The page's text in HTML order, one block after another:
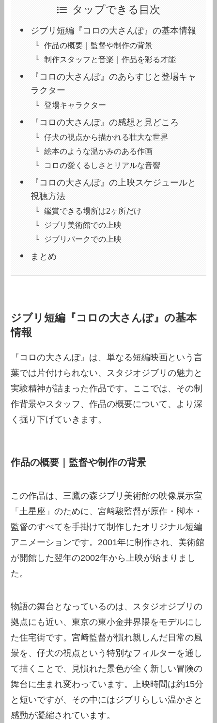
タップできる目次
ジブリ短編『コロの大さんぽ』の基本情報
作品の概要｜監督や制作の背景
制作スタッフと音楽｜作品を彩る才能
『コロの大さんぽ』のあらすじと登場キャ
ラクター
登場キャラクター
『コロの大さんぽ』の感想と見どころ
仔犬の視点から描かれる壮大な世界
絵本のような温かみのある作画
コロの愛くるしさとリアルな音響
『コロの大さんぽ』の上映スケジュールと
視聴方法
鑑賞できる場所は2ヶ所だけ
ジブリ美術館での上映
ジブリパークでの上映
まとめ
ジブリ短編『コロの大さんぽ』の基本
情報
『コロの大さんぽ』は、単なる短編映画という言
葉では片付けられない、スタジオジブリの魅力と
実験精神が詰まった作品です。ここでは、その制
作背景やスタッフ、作品の概要について、より深
く掘り下げていきます。
作品の概要｜監督や制作の背景
この作品は、三鷹の森ジブリ美術館の映像展示室
「土星座」のために、宮﨑駿監督が原作・脚本・
監督のすべてを手掛けて制作したオリジナル短編
アニメーションです。2001年に制作され、美術館
が開館した翌年の2002年から上映が始まりまし
た。
物語の舞台となっているのは、スタジオジブリの
拠点にも近い、東京の東小金井界隈をモデルにし
た住宅街です。宮﨑監督が慣れ親しんだ日常の風
景を、仔犬の視点という特別なフィルターを通し
て描くことで、見慣れた景色が全く新しい冒険の
舞台に生まれ変わっています。上映時間は約15分
と短いですが、その中にはジブリらしい温かさと
感動が凝縮されています。